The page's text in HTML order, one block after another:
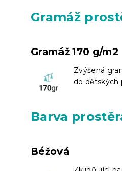
Gramáž
Gramáž 170 g/m2
Zvýšená
do dětských
Barva
Béžová